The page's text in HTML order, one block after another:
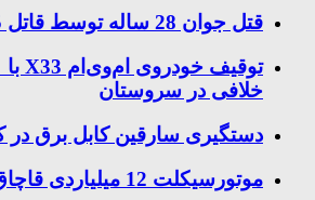
قتل جوان 28 ساله توسط قاتل 15 ساله در کازرون
خلافی در سروستان
دستگیری سارقین کابل برق در
موتورسيكلت 12 ميلياردی قاچاق روانه پاركينگ شد